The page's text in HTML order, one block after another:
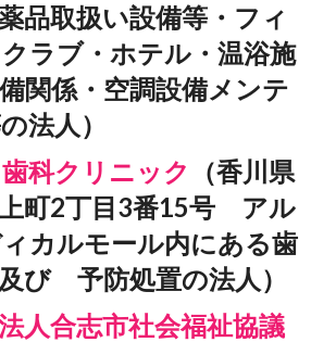
品取扱い設備等・フィ
ラブ・ホテル・温浴施
関係・空調設備メンテ
法人）
科クリニック
（香川県
町2丁目3番15号 アル
カルモール内にある歯
び 予防処置の法人）
人合志市社会福祉協議